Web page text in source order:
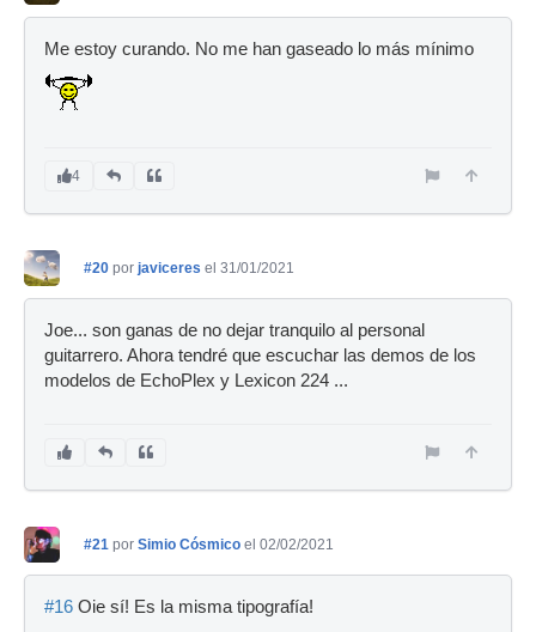
Me estoy curando. No me han gaseado lo más mínimo
4
#20 por javiceres el 31/01/2021
Joe... son ganas de no dejar tranquilo al personal
guitarrero. Ahora tendré que escuchar las demos de los
modelos de EchoPlex y Lexicon 224 ...
#21 por Simio Cósmico el 02/02/2021
#16 Oie sí! Es la misma tipografía!